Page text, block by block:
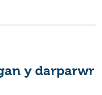
y darparwr